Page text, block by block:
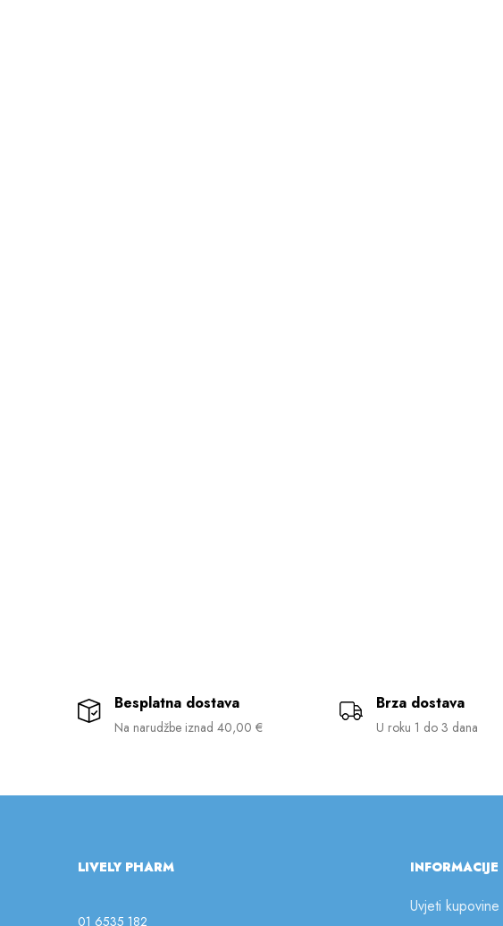
Besplatna dostava
Na narudžbe iznad 40,00 €
Brza dostava
U roku 1 do 3 dana
LIVELY PHARM
01 6535 182
INFORMACIJE
Uvjeti kupovine